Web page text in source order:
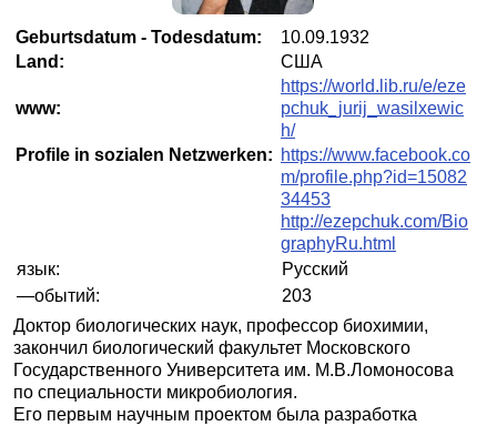
Geburtsdatum - Todesdatum:
10.09.1932
Land:
США
www:
https://world.lib.ru/e/eze
pchuk_jurij_wasilxewic
h/
Profile in sozialen Netzwerken: https://www.facebook.co
m/profile.php?id=15082
34453
http://ezepchuk.com/Bio
graphyRu.html
язык:
Русский
—обытий:
203
Доктор биологических наук, профессор биохимии,
закончил биологический факультет Московского
Государственного Университета им. М.В.Ломоносова
по специальности микробиология.
Его первым научным проектом была разработка